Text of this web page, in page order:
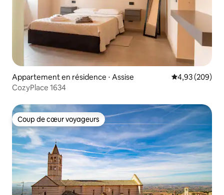
Appartement en résidence ⋅ Assise Évaluation
4,93 (209)
CozyPlace 1634
Coup de cœur voyageurs
Coup de cœur voyageurs